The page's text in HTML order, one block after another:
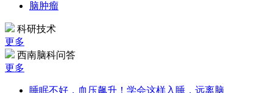
脑肿瘤
科研技术
更多
西南脑科问答
更多
睡眠不好，血压飙升！学会这样入睡，远离脑